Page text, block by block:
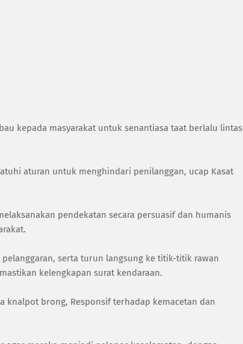
kepada masyarakat untuk senantiasa taat berlalu lintas
aturan untuk menghindari penilanggan, ucap Kasat
pendekatan secara persuasif dan humanis
serta turun langsung ke titik-titik rawan
kelengkapan surat kendaraan.
knalpot brong, Responsif terhadap kemacetan dan